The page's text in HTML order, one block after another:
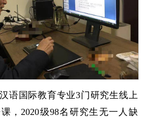
语国际教育专业3门研究生线上
，2020级98名研究生无一人缺